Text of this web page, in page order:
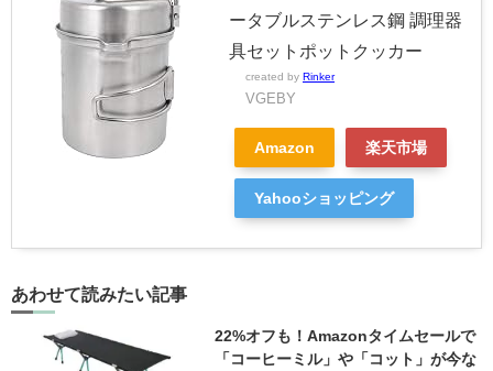
ータブルステンレス鋼 調理器
具セットポットクッカー
created by Rinker
VGEBY
Amazon 楽天市場
Yahooショッピング
あわせて読みたい記事
22%オフも！Amazonタイムセールで
「コーヒーミル」や「コット」が今な